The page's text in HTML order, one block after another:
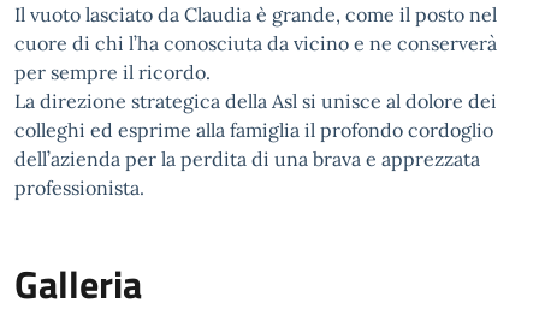
Il vuoto lasciato da Claudia è grande, come il posto nel
cuore di chi l’ha conosciuta da vicino e ne conserverà
per sempre il ricordo.
La direzione strategica della Asl si unisce al dolore dei
colleghi ed esprime alla famiglia il profondo cordoglio
dell’azienda per la perdita di una brava e apprezzata
professionista.
Galleria